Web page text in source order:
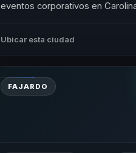
eventos corporativos en
Ubicar esta ciudad
FAJARDO